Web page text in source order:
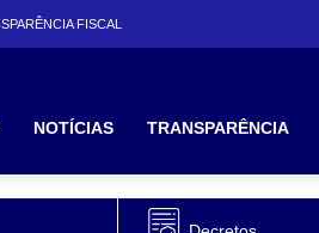
FISCAL
NOTÍCIAS TRANSPARÊNCIA